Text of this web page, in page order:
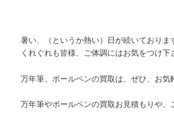
暑い、（というか熱い）日が続いておりま
くれぐれも皆様、ご体調にはお気をつけ下
万年筆、ボールペンの買取は、ぜひ、お気
万年筆やボールペンの買取お見積もりや、